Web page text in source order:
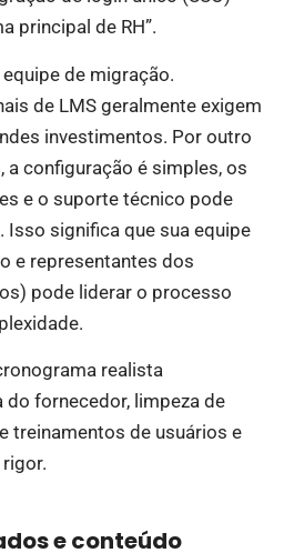
principal de RH”.
de migração.
de LMS geralmente exigem
investimentos. Por outro
, a configuração é simples, os
e o suporte técnico pode
Isso significa que sua equipe
e representantes dos
pode liderar o processo
realista
fornecedor, limpeza de
treinamentos de usuários e
e conteúdo